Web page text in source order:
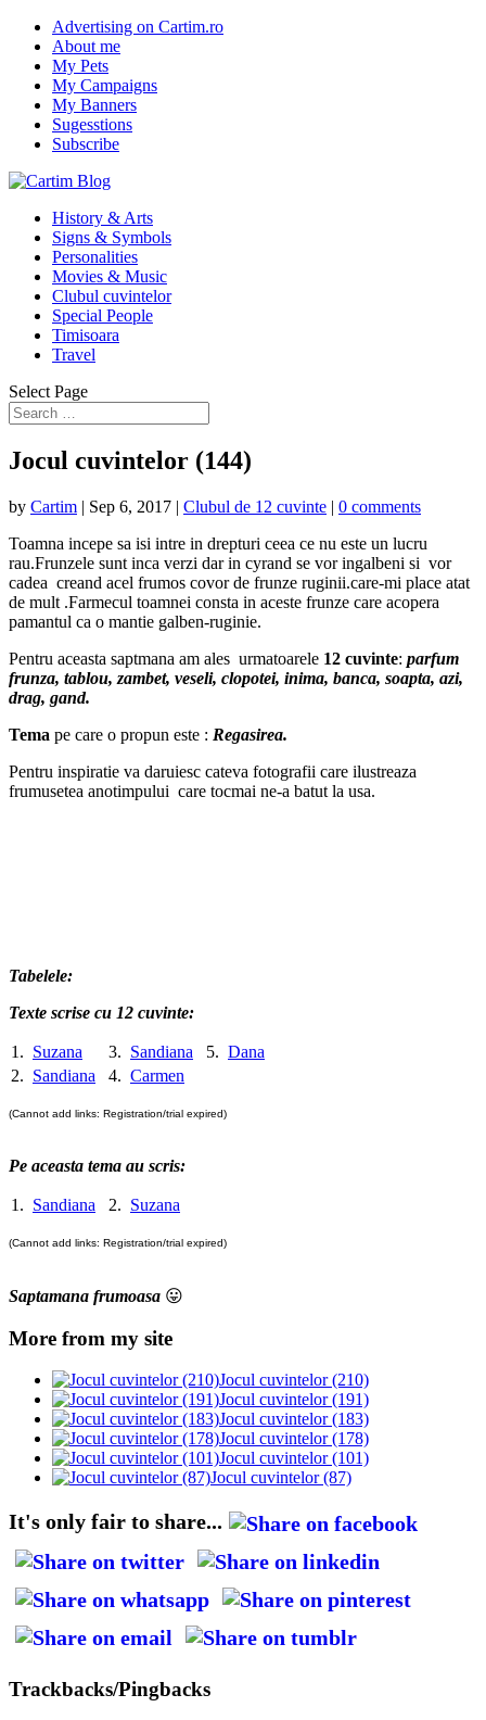
Advertising on Cartim.ro
About me
My Pets
My Campaigns
My Banners
Sugesstions
Subscribe
History & Arts
Signs & Symbols
Personalities
Movies & Music
Clubul cuvintelor
Special People
Timisoara
Travel
Select Page
Jocul cuvintelor (144)
by Cartim | Sep 6, 2017 | Clubul de 12 cuvinte | 0 comments
Toamna incepe sa isi intre in drepturi ceea ce nu este un lucru
rau.Frunzele sunt inca verzi dar in cyrand se vor ingalbeni si vor
cadea creand acel frumos covor de frunze ruginii.care-mi place atat
de mult .Farmecul toamnei consta in aceste frunze care acopera
pamantul ca o mantie galben-ruginie.
Pentru aceasta saptmana am ales urmatoarele 12 cuvinte: parfum
frunza, tablou, zambet, veseli, clopotei, inima, banca, soapta, azi,
drag, gand.
Tema pe care o propun este : Regasirea.
Pentru inspiratie va daruiesc cateva fotografii care ilustreaza
frumusetea anotimpului care tocmai ne-a batut la usa.
Tabelele:
Texte scrise cu 12 cuvinte:
1. Suzana 3. Sandiana 5. Dana
2. Sandiana 4. Carmen
(Cannot add links: Registration/trial expired)
Pe aceasta tema au scris:
1. Sandiana 2. Suzana
(Cannot add links: Registration/trial expired)
Saptamana frumoasa 😛
More from my site
Jocul cuvintelor (210)
Jocul cuvintelor (191)
Jocul cuvintelor (183)
Jocul cuvintelor (178)
Jocul cuvintelor (101)
Jocul cuvintelor (87)
It's only fair to share...
Trackbacks/Pingbacks